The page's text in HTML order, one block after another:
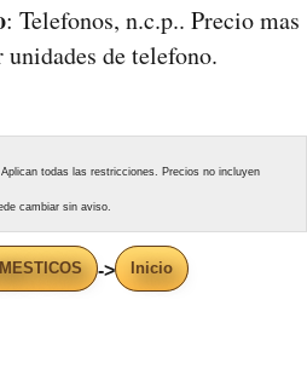
: Telefonos, n.c.p.. Precio mas
de telefono.
todas las restricciones. Precios no incluyen
cambiar sin aviso.
-> Inicio